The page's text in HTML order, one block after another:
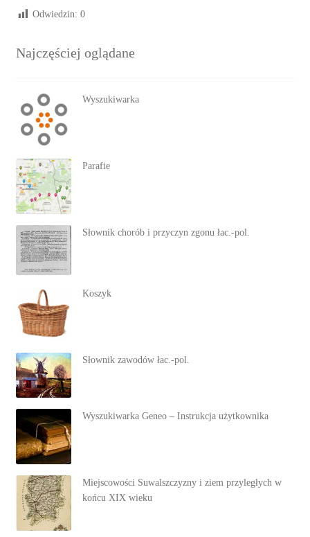
Odwiedzin: 0
Najczęściej oglądane
Wyszukiwarka
Parafie
Słownik chorób i przyczyn zgonu łac.-pol.
Koszyk
Słownik zawodów łac.-pol.
Wyszukiwarka Geneo – Instrukcja użytkownika
Miejscowości Suwalszczyzny i ziem przyległych w
końcu XIX wieku